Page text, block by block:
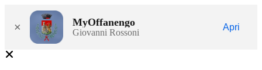
× MyOffanengo
Giovanni Rossoni
Apri